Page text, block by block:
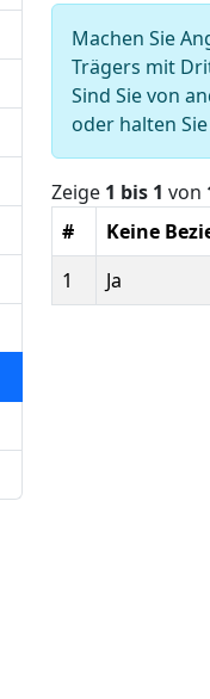
Machen Sie
Trägers mit
Sind Sie von
oder halten
Zeige 1 bis 1 von
#
Keine
1
Ja